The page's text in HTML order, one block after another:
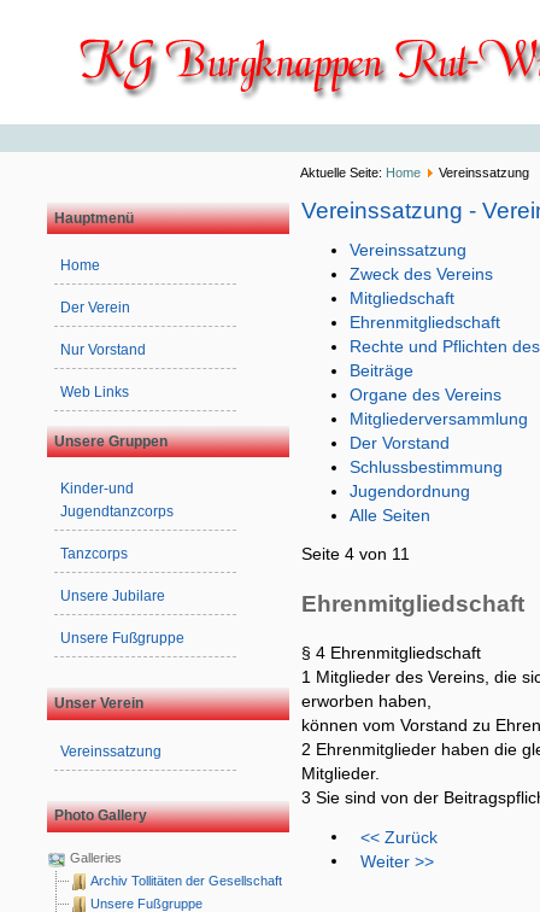
Aktuelle Seite: Home Vereinssatzung
Hauptmenü
Home
Der Verein
Nur Vorstand
Web Links
Unsere Gruppen
Kinder-und
Jugendtanzcorps
Tanzcorps
Unsere Jubilare
Unsere Fußgruppe
Unser Verein
Vereinssatzung
Photo Gallery
Galleries
Archiv Tollitäten der Gesellschaft
Unsere Fußgruppe
Vereinssatzung -
Vereinssatzung
Zweck des Vereins
Mitgliedschaft
Ehrenmitgliedschaft
Rechte und Pflichten
Beiträge
Organe des Vereins
Mitgliederversammlung
Der Vorstand
Schlussbestimmung
Jugendordnung
Alle Seiten
Seite 4 von 11
Ehrenmitgliedschaft
§ 4 Ehrenmitgliedschaft
1 Mitglieder des Vereins, die
erworben haben,
können vom Vorstand zu
2 Ehrenmitglieder haben die
Mitglieder.
3 Sie sind von der
<< Zurück
Weiter >>